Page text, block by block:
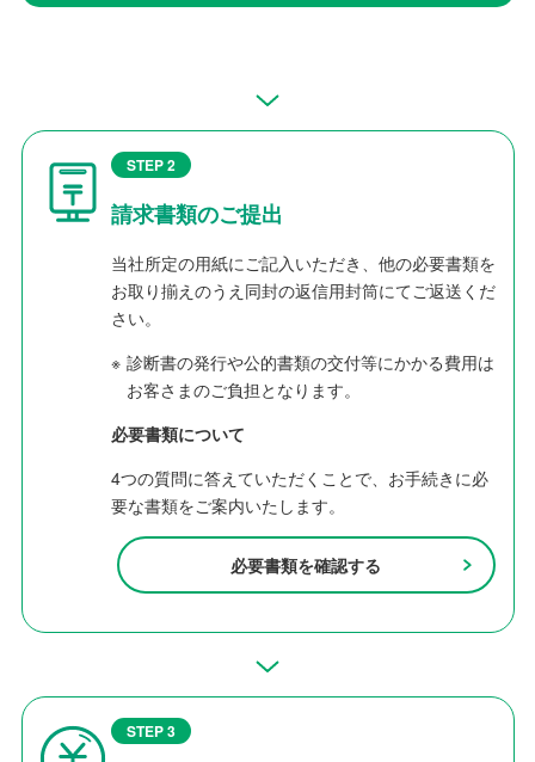
STEP 2
請求書類のご提出
当社所定の用紙にご記入いただき、他の必要書類を
お取り揃えのうえ同封の返信用封筒にてご返送くだ
さい。
※ 診断書の発行や公的書類の交付等にかかる費用は
お客さまのご負担となります。
必要書類について
4つの質問に答えていただくことで、お手続きに必
要な書類をご案内いたします。
必要書類を確認する
STEP 3